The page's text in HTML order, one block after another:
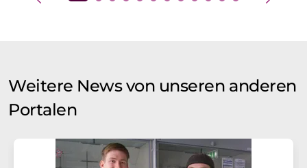
Weitere News von unseren anderen
Portalen